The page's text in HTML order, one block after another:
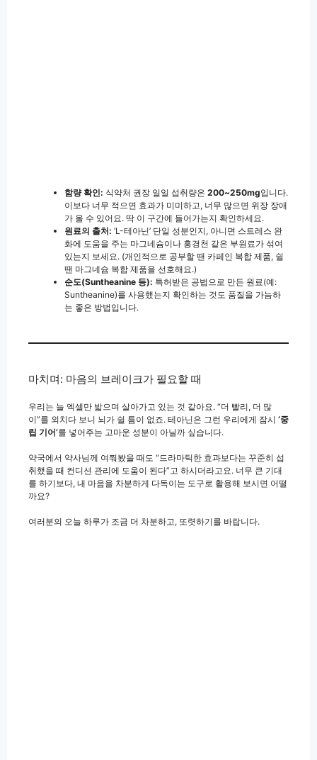
함량 확인: 식약처 권장 일일 섭취량은 200~250mg입니다.
이보다 너무 적으면 효과가 미미하고, 너무 많으면 위장 장애
가 올 수 있어요. 딱 이 구간에 들어가는지 확인하세요.
원료의 출처: ‘L-테아닌’ 단일 성분인지, 아니면 스트레스 완
화에 도움을 주는 마그네슘이나 홍경천 같은 부원료가 섞여
있는지 보세요. (개인적으로 공부할 땐 카페인 복합 제품, 쉴
땐 마그네슘 복합 제품을 선호해요.)
순도(Suntheanine 등): 특허받은 공법으로 만든 원료(예:
Suntheanine)를 사용했는지 확인하는 것도 품질을 가늠하
는 좋은 방법입니다.
마치며: 마음의 브레이크가 필요할 때
우리는 늘 엑셀만 밟으며 살아가고 있는 것 같아요. “더 빨리, 더 많
이”를 외치다 보니 뇌가 쉴 틈이 없죠. 테아닌은 그런 우리에게 잠시 ‘중
립 기어’를 넣어주는 고마운 성분이 아닐까 싶습니다.
약국에서 약사님께 여쭤봤을 때도 “드라마틱한 효과보다는 꾸준히 섭
취했을 때 컨디션 관리에 도움이 된다”고 하시더라고요. 너무 큰 기대
를 하기보다, 내 마음을 차분하게 다독이는 도구로 활용해 보시면 어떨
까요?
여러분의 오늘 하루가 조금 더 차분하고, 또렷하기를 바랍니다.